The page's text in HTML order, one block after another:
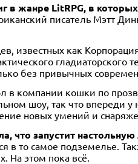
в жанре LitRPG, в
писатель Мэтт
известных как
без привычных
в компании кошки по
шоу, так что впереди
новых умений и
что запустит
в то самое подземелье.
На этом пока всё.